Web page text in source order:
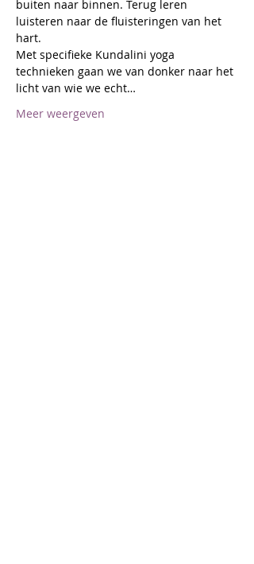
buiten naar binnen. Terug leren
luisteren naar de fluisteringen van het
hart.
Met specifieke Kundalini yoga
technieken gaan we van donker naar het
licht van wie we echt…
Meer weergeven